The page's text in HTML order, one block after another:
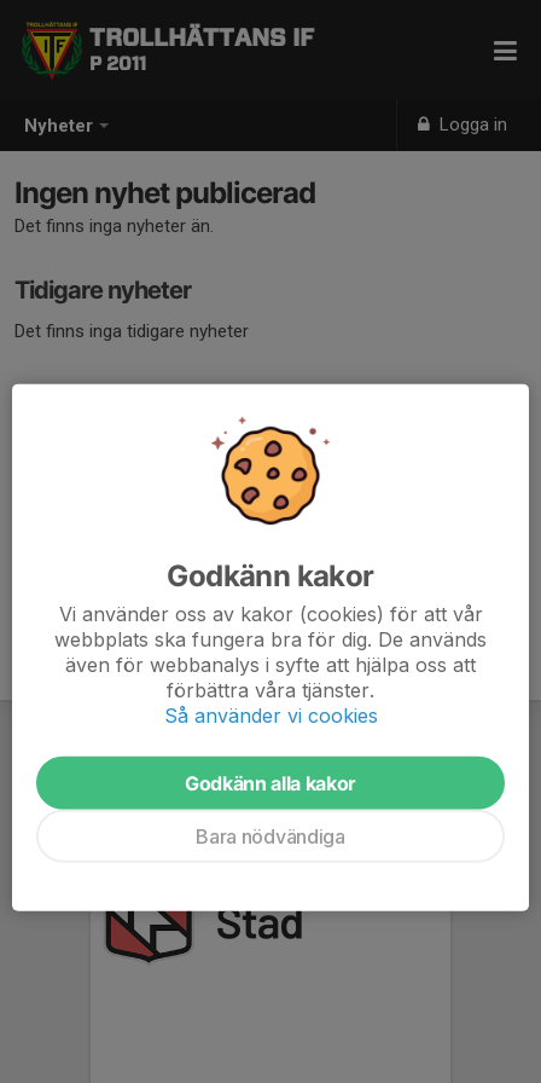
Nyheter Logga in
TROLLHÄTTANS IF
P 2011
Ingen nyhet publicerad
Det finns inga nyheter än.
Tidigare nyheter
Det finns inga tidigare nyheter
Godkänn kakor
Vi använder oss av kakor (cookies) för att vår
webbplats ska fungera bra för dig. De används
även för webbanalys i syfte att hjälpa oss att
förbättra våra tjänster.
Så använder vi cookies
Godkänn alla kakor
Bara nödvändiga